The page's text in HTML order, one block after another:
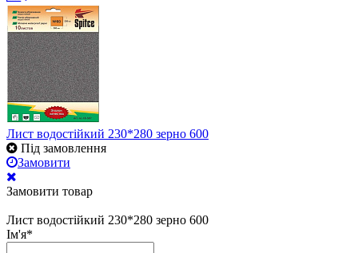
Лист водостійкий 230*280 зерно 600
Під замовлення
Замовити
Замовити товар
Лист водостійкий 230*280 зерно 600
Ім'я*